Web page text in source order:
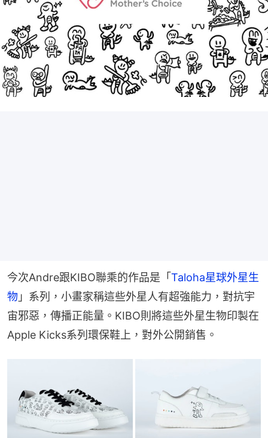
今次Andre跟KIBO聯乘的作品是「 Taloha星球外星生
物 」系列，小畫家稱這些外星人有超強能力，對抗宇
宙邪惡，傳播正能量。KIBO則將這些外星生物印製在
Apple Kicks系列環保鞋上，對外公開銷售。